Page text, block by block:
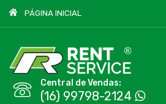
PÁGINA INICIAL
Central de Vendas:
(16) 99798-2124